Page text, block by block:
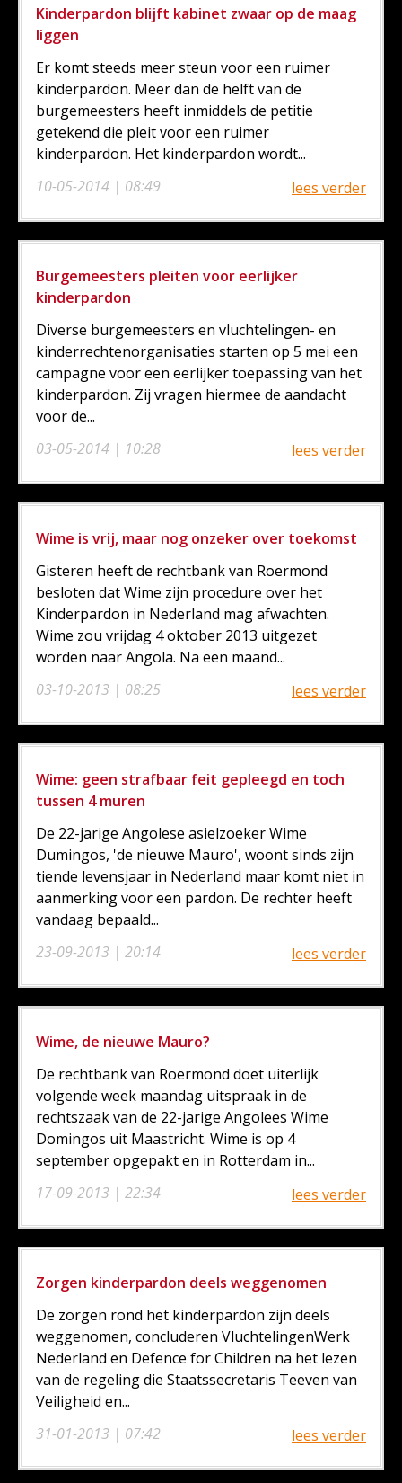
Kinderpardon blijft kabinet zwaar op de maag
liggen
10-05-2014 | 08:49
Er komt steeds meer steun voor een ruimer
kinderpardon. Meer dan de helft van de
burgemeesters heeft inmiddels de petitie
getekend die pleit voor een ruimer
kinderpardon. Het kinderpardon wordt...
lees verder
Burgemeesters pleiten voor eerlijker
kinderpardon
03-05-2014 | 10:28
Diverse burgemeesters en vluchtelingen- en
kinderrechtenorganisaties starten op 5 mei een
campagne voor een eerlijker toepassing van het
kinderpardon. Zij vragen hiermee de aandacht
voor de...
lees verder
Wime is vrij, maar nog onzeker over toekomst
03-10-2013 | 08:25
Gisteren heeft de rechtbank van Roermond
besloten dat Wime zijn procedure over het
Kinderpardon in Nederland mag afwachten.
Wime zou vrijdag 4 oktober 2013 uitgezet
worden naar Angola. Na een maand...
lees verder
Wime: geen strafbaar feit gepleegd en toch
tussen 4 muren
23-09-2013 | 20:14
De 22-jarige Angolese asielzoeker Wime
Dumingos, 'de nieuwe Mauro', woont sinds zijn
tiende levensjaar in Nederland maar komt niet in
aanmerking voor een pardon. De rechter heeft
vandaag bepaald...
lees verder
Wime, de nieuwe Mauro?
17-09-2013 | 22:34
De rechtbank van Roermond doet uiterlijk
volgende week maandag uitspraak in de
rechtszaak van de 22-jarige Angolees Wime
Domingos uit Maastricht. Wime is op 4
september opgepakt en in Rotterdam in...
lees verder
Zorgen kinderpardon deels weggenomen
31-01-2013 | 07:42
De zorgen rond het kinderpardon zijn deels
weggenomen, concluderen VluchtelingenWerk
Nederland en Defence for Children na het lezen
van de regeling die Staatssecretaris Teeven van
Veiligheid en...
lees verder